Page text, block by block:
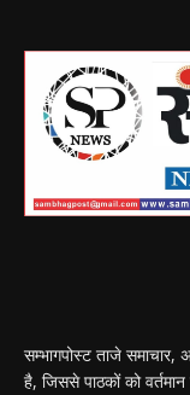
सम्भागपोस्ट ताजे समाचार,
है, जिससे पाठकों को